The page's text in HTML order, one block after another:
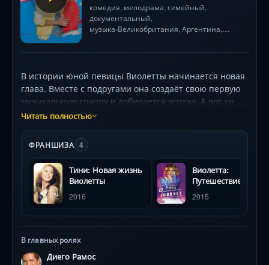
комедия, мелодрама, семейный,
документальный,
музыка•Великобритания, Аргентина,
В истории юной певицы Виолетты начинается новая
глава. Вместе с подругами она создаёт свою первую
музыкальную группу и добивается успеха. А вот со
своими чувствами девушка так и не может
улетел за океан. Пока Виолетта страдает от разлуки,
её кавалер Леон тихо празднует победу. Вот только
вскоре у него появляется новый соперник в борьбе
за сердце Виолетты — испанец Диего. А другая новая
студентка — Лара — явно не равнодушна к Леону…
Какие ещё приключения и тайны ждут Виолетту на
новом жизненном этапе?
Читать полностью
ФРАНШИЗА 4
Тини: Новая жизнь
Виолетты
2016
Виолетта:
Путешествие
2015
В главных ролях
Диего Рамос